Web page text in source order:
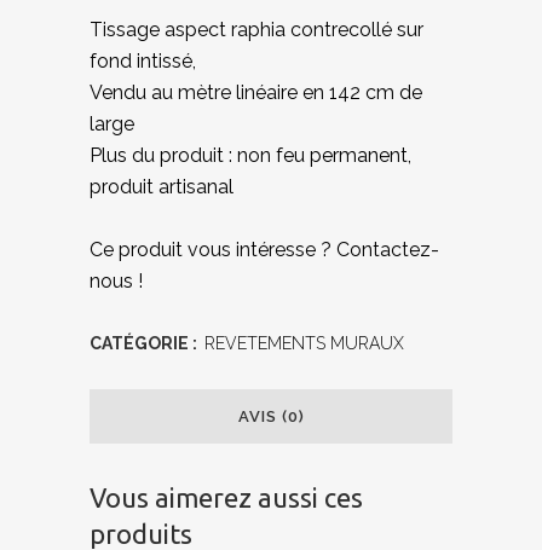
Tissage aspect raphia contrecollé sur
fond intissé,
Vendu au mètre linéaire en 142 cm de
large
Plus du produit : non feu permanent,
produit artisanal
Ce produit vous intéresse ? Contactez-
nous !
CATÉGORIE : REVETEMENTS MURAUX
AVIS (0)
Vous aimerez aussi ces
produits